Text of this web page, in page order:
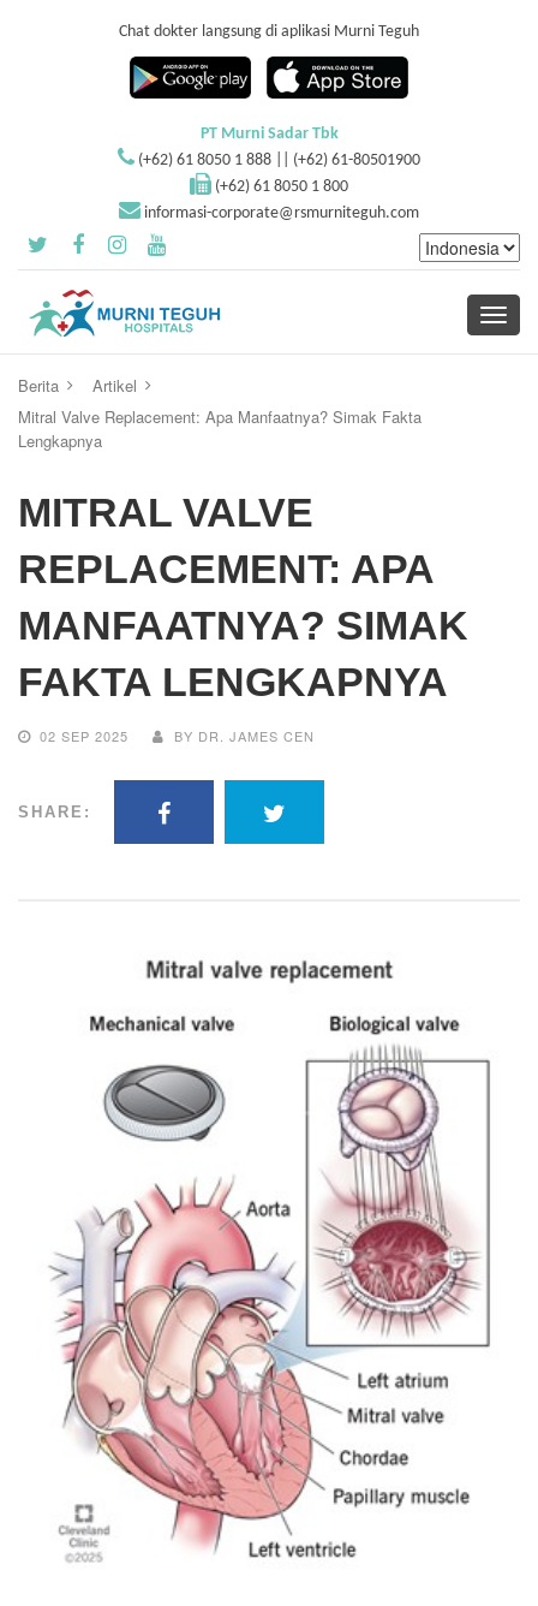
Chat dokter langsung di aplikasi Murni Teguh
PT Murni Sadar Tbk
(+62) 61 8050 1 888 || (+62) 61-80501900
(+62) 61 8050 1 800
informasi-corporate@rsmurniteguh.com
Toggle
Berita
Artikel
Mitral Valve Replacement: Apa Manfaatnya? Simak Fakta
Lengkapnya
MITRAL VALVE
REPLACEMENT: APA
MANFAATNYA? SIMAK
FAKTA LENGKAPNYA
02 SEP 2025 BY DR. JAMES CEN
SHARE: